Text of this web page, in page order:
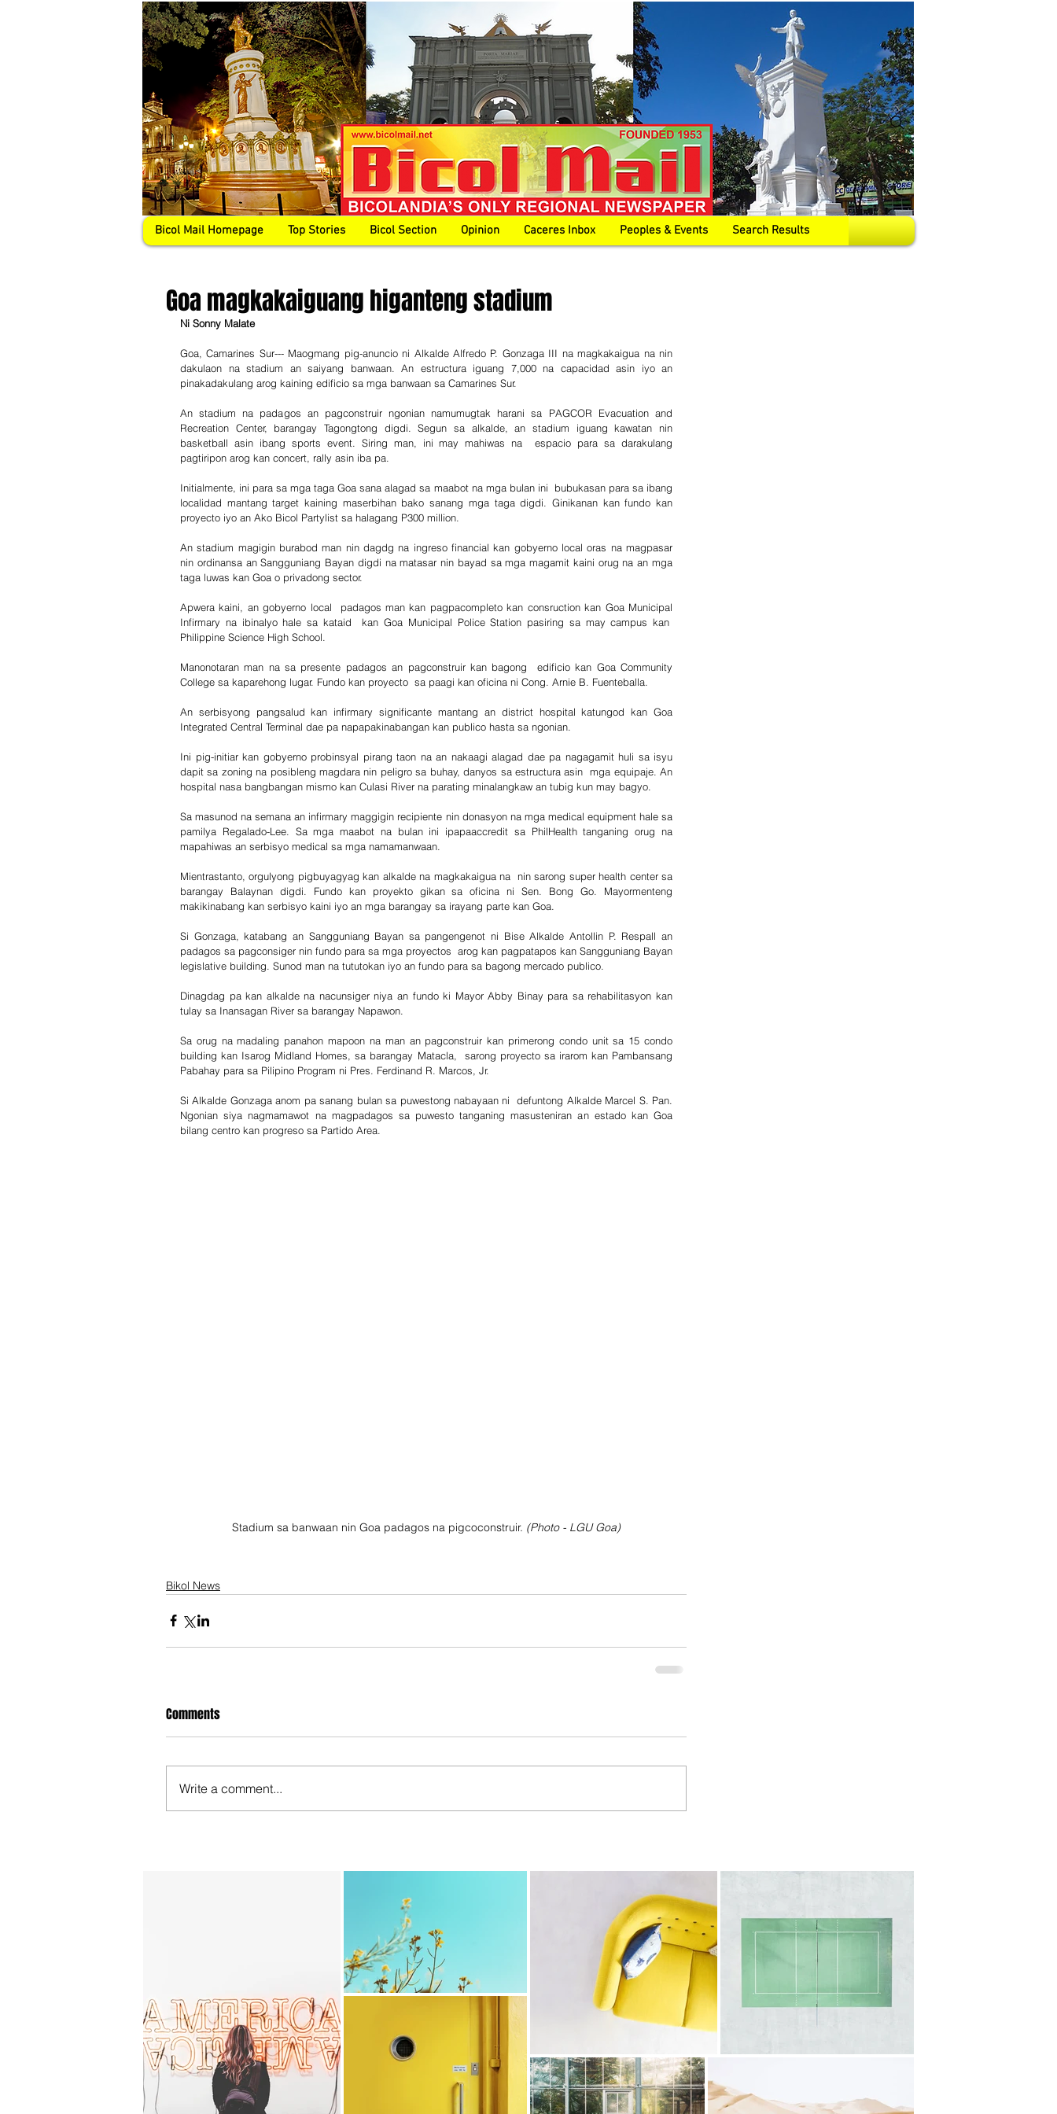
Bicol Mail Homepage Top Stories Bicol Section Opinion Caceres Inbox Peoples & Events Search Results
Goa magkakaiguang higanteng stadium
Ni Sonny Malate
Goa, Camarines Sur--- Maogmang pig-anuncio ni Alkalde Alfredo P. Gonzaga III na magkakaigua na nin
dakulaon na stadium an saiyang banwaan. An estructura iguang 7,000 na capacidad asin iyo an
pinakadakulang arog kaining edificio sa mga banwaan sa Camarines Sur.
An stadium na padagos an pagconstruir ngonian namumugtak harani sa PAGCOR Evacuation and
Recreation Center, barangay Tagongtong digdi. Segun sa alkalde, an stadium iguang kawatan nin
basketball asin ibang sports event. Siring man, ini may mahiwas na  espacio para sa darakulang
pagtiripon arog kan concert, rally asin iba pa.
Initialmente, ini para sa mga taga Goa sana alagad sa maabot na mga bulan ini  bubukasan para sa ibang
localidad mantang target kaining maserbihan bako sanang mga taga digdi. Ginikanan kan fundo kan
proyecto iyo an Ako Bicol Partylist sa halagang P300 million.
An stadium magigin burabod man nin dagdg na ingreso financial kan gobyerno local oras na magpasar
nin ordinansa an Sangguniang Bayan digdi na matasar nin bayad sa mga magamit kaini orug na an mga
taga luwas kan Goa o privadong sector.
Apwera kaini, an gobyerno local  padagos man kan pagpacompleto kan consruction kan Goa Municipal
Infirmary na ibinalyo hale sa kataid  kan Goa Municipal Police Station pasiring sa may campus kan
Philippine Science High School.
Manonotaran man na sa presente padagos an pagconstruir kan bagong  edificio kan Goa Community
College sa kaparehong lugar. Fundo kan proyecto  sa paagi kan oficina ni Cong. Arnie B. Fuenteballa.
An serbisyong pangsalud kan infirmary significante mantang an district hospital katungod kan Goa
Integrated Central Terminal dae pa napapakinabangan kan publico hasta sa ngonian.
Ini pig-initiar kan gobyerno probinsyal pirang taon na an nakaagi alagad dae pa nagagamit huli sa isyu
dapit sa zoning na posibleng magdara nin peligro sa buhay, danyos sa estructura asin  mga equipaje. An
hospital nasa bangbangan mismo kan Culasi River na parating minalangkaw an tubig kun may bagyo.
Sa masunod na semana an infirmary maggigin recipiente nin donasyon na mga medical equipment hale sa
pamilya Regalado-Lee. Sa mga maabot na bulan ini ipapaaccredit sa PhilHealth tanganing orug na
mapahiwas an serbisyo medical sa mga namamanwaan.
Mientrastanto, orgulyong pigbuyagyag kan alkalde na magkakaigua na  nin sarong super health center sa
barangay Balaynan digdi. Fundo kan proyekto gikan sa oficina ni Sen. Bong Go. Mayormenteng
makikinabang kan serbisyo kaini iyo an mga barangay sa irayang parte kan Goa.
Si Gonzaga, katabang an Sangguniang Bayan sa pangengenot ni Bise Alkalde Antollin P. Respall an
padagos sa pagconsiger nin fundo para sa mga proyectos  arog kan pagpatapos kan Sangguniang Bayan
legislative building. Sunod man na tututokan iyo an fundo para sa bagong mercado publico.
Dinagdag pa kan alkalde na nacunsiger niya an fundo ki Mayor Abby Binay para sa rehabilitasyon kan
tulay sa Inansagan River sa barangay Napawon.
Sa orug na madaling panahon mapoon na man an pagconstruir kan primerong condo unit sa 15 condo
building kan Isarog Midland Homes, sa barangay Matacla,  sarong proyecto sa irarom kan Pambansang
Pabahay para sa Pilipino Program ni Pres. Ferdinand R. Marcos, Jr.
Si Alkalde Gonzaga anom pa sanang bulan sa puwestong nabayaan ni  defuntong Alkalde Marcel S. Pan.
Ngonian siya nagmamawot na magpadagos sa puwesto tanganing masusteniran an estado kan Goa
bilang centro kan progreso sa Partido Area.
Stadium sa banwaan nin Goa padagos na pigcoconstruir. (Photo - LGU Goa)
Bikol News
Comments
Write a comment...